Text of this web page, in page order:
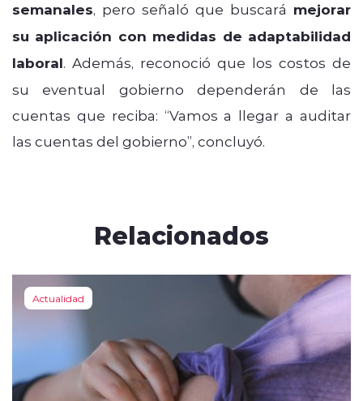
semanales, pero señaló que buscará mejorar
su aplicación con medidas de adaptabilidad
laboral. Además, reconoció que los costos de
su eventual gobierno dependerán de las
cuentas que reciba: “Vamos a llegar a auditar
las cuentas del gobierno”, concluyó.
Relacionados
Actualidad